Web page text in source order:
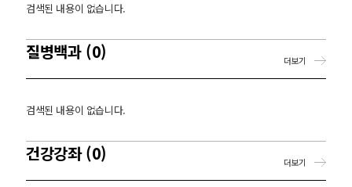
검색된 내용이 없습니다.
질병백과 (0)
검색된 내용이 없습니다.
더보기
건강강좌 (0) 더보기